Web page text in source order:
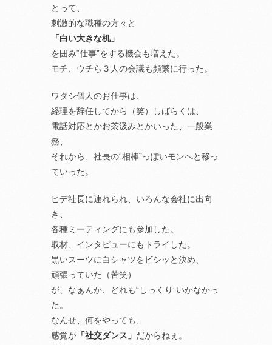
とって、
刺激的な職種の方々と
「白い大きな机」
を囲み“仕事”をする機会も増えた。
モチ、ウチら３人の会議も頻繁に行った。
ワタシ個人のお仕事は、
経理を辞任してから（笑）しばらくは、
電話対応とかお茶汲みとかいった、一般業
務、
それから、社長の“相棒”っぽいモンへと移っ
ていった。
ヒデ社長に連れられ、いろんな会社に出向
き、
各種ミーティングにも参加した。
取材、インタビューにもトライした。
黒いスーツに白シャツをビシッと決め、
頑張っていた（苦笑）
が、なぁんか、どれも“しっくり”いかなかっ
た。
なんせ、何をやっても、
感覚が 「社交ダンス」 だからねぇ。